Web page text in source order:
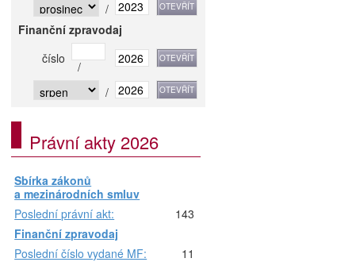
/
Finanční zpravodaj
číslo
/
/
Právní akty 2026
Sbírka zákonů
a mezinárodních smluv
Poslední právní akt:
143
Finanční zpravodaj
Poslední číslo vydané MF:
11